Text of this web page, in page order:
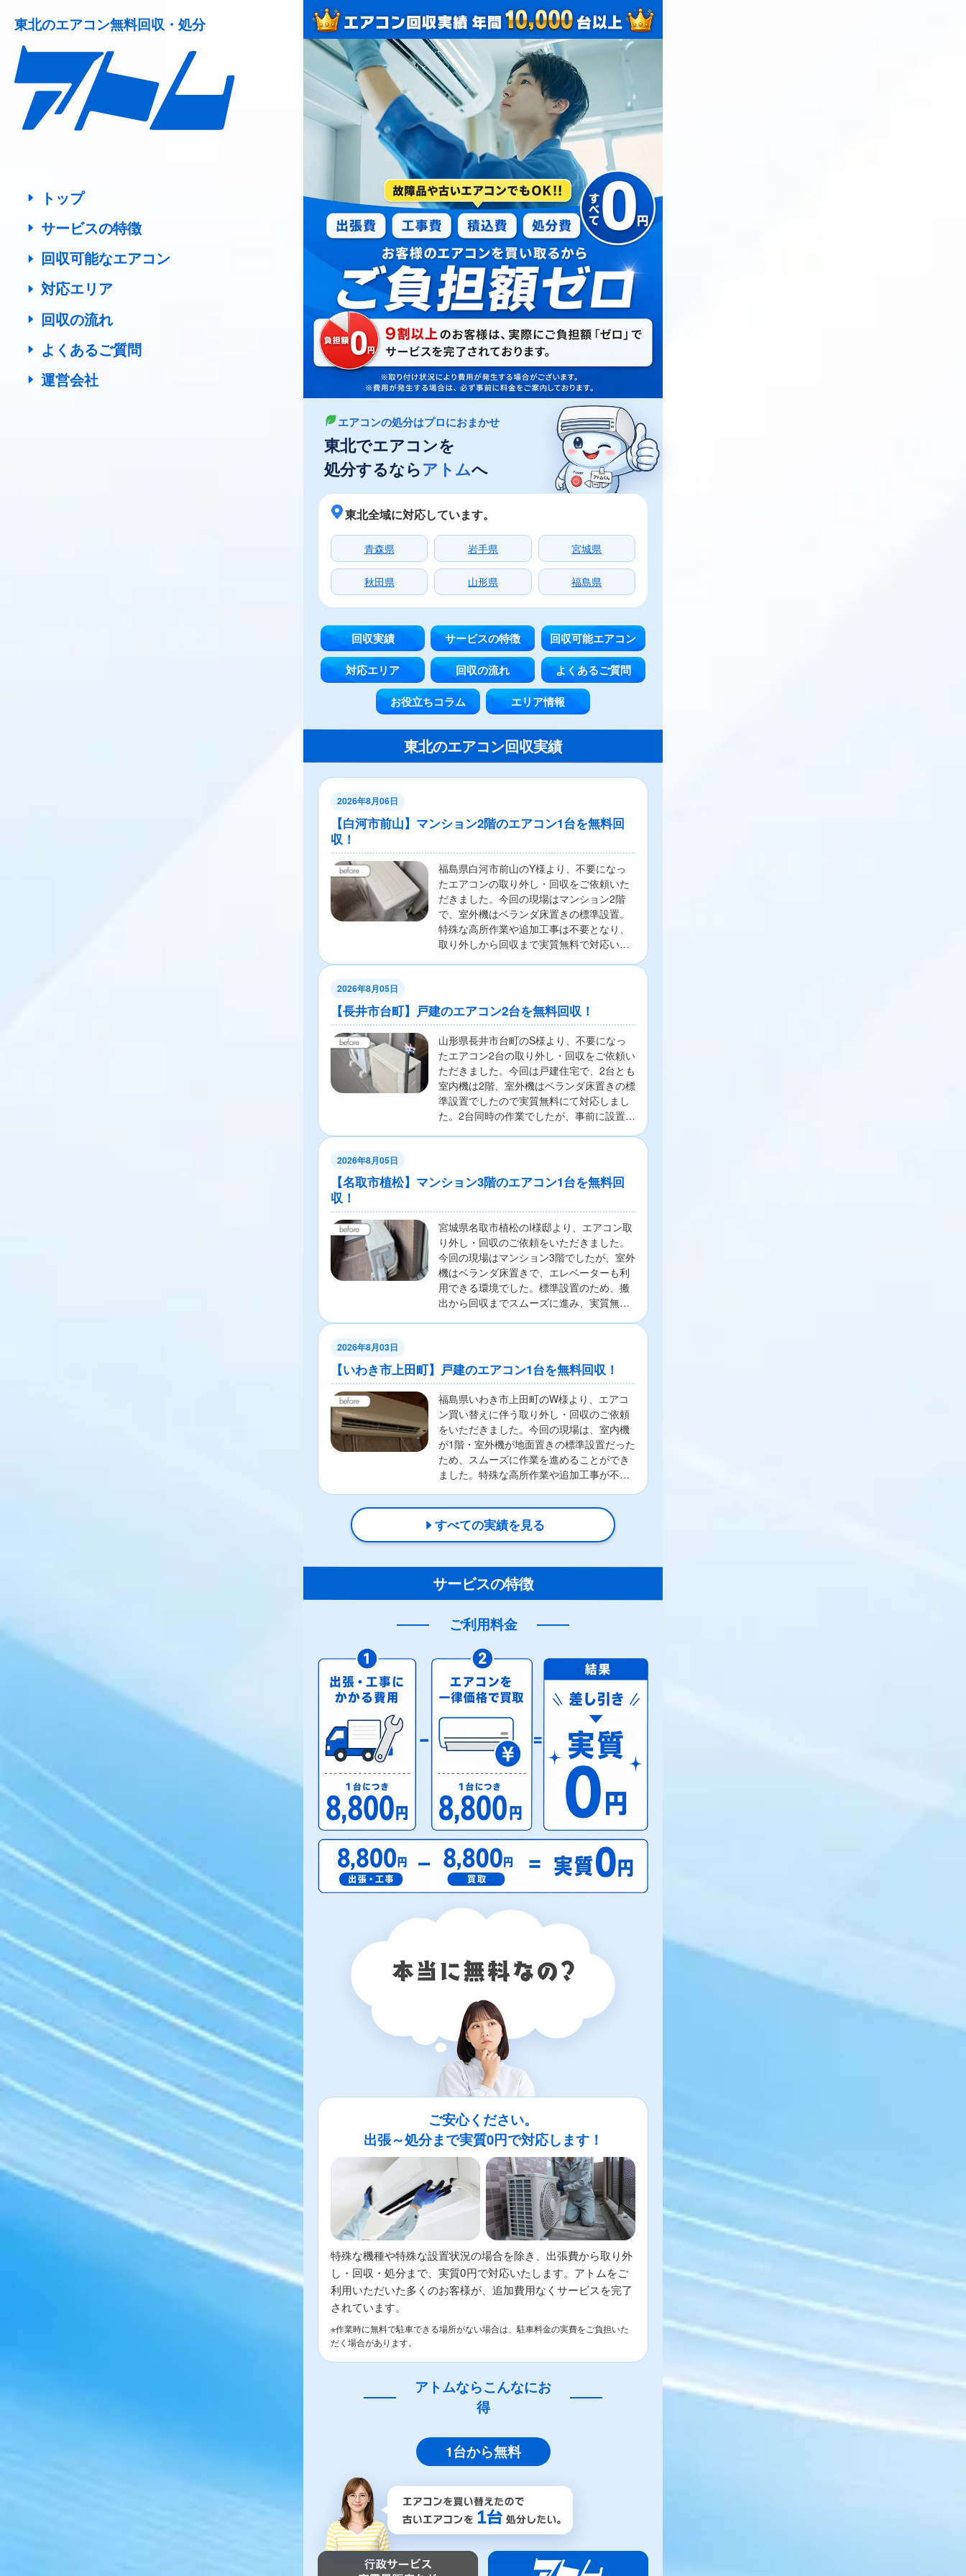
東北のエアコン無料回収・処分
トップ
サービスの特徴
回収可能なエアコン
対応エリア
回収の流れ
よくあるご質問
運営会社
エアコンの処分はプロにおまかせ
東北でエアコンを
処分するならアトムへ
東北全域に対応しています。
青森県 岩手県 宮城県
秋田県 山形県 福島県
回収実績 サービスの特徴
回収可能エアコン
対応エリア
回収の流れ
よくあるご質問
お役立ちコラム
エリア情報
東北のエアコン回収実績
2026年8月06日
【白河市前山】マンション2階のエアコン1台を無料回
収！
福島県白河市前山のY様より、不要になっ
たエアコンの取り外し・回収をご依頼いた
だきました。今回の現場はマンション2階
で、室外機はベランダ床置きの標準設置。
特殊な高所作業や追加工事は不要となり、
取り外しから回収まで実質無料で対応いた
2026年8月05日
【長井市台町】戸建のエアコン2台を無料回収！
山形県長井市台町のS様より、不要になっ
たエアコン2台の取り外し・回収をご依頼い
ただきました。今回は戸建住宅で、2台とも
室内機は2階、室外機はベランダ床置きの標
準設置でしたので実質無料にて対応しまし
た。2台同時の作業でしたが、事前に設置状
2026年8月05日
【名取市植松】マンション3階のエアコン1台を無料回
収！
宮城県名取市植松のI様邸より、エアコン取
り外し・回収のご依頼をいただきました。
今回の現場はマンション3階でしたが、室外
機はベランダ床置きで、エレベーターも利
用できる環境でした。標準設置のため、搬
出から回収までスムーズに進み、実質無料
2026年8月03日
【いわき市上田町】戸建のエアコン1台を無料回収！
福島県いわき市上田町のW様より、エアコ
ン買い替えに伴う取り外し・回収のご依頼
をいただきました。今回の現場は、室内機
が1階・室外機が地面置きの標準設置だった
ため、スムーズに作業を進めることができ
ました。特殊な高所作業や追加工事が不要
すべての実績を見る
サービスの特徴
ご利用料金
ご安心ください。
出張～処分まで実質0円で対応します！
特殊な機種や特殊な設置状況の場合を除き、出張費から取り外
し・回収・処分まで、実質0円で対応いたします。アトムをご
利用いただいた多くのお客様が、追加費用なくサービスを完了
されています。
※作業時に無料で駐車できる場所がない場合は、駐車料金の実費をご負担いた
だく場合があります。
アトムならこんなにお
得
1台から無料